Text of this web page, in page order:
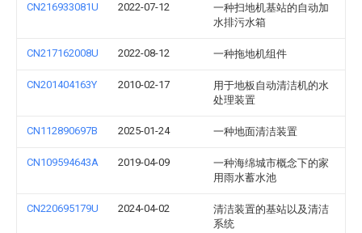
CN216933081U 2022-07-12
一种扫地机基站的自动加
水排污水箱
CN217162008U 2022-08-12 一种拖地机组件
CN201404163Y 2010-02-17
用于地板自动清洁机的水
处理装置
CN112890697B 2025-01-24 一种地面清洁装置
CN109594643A 2019-04-09
一种海绵城市概念下的家
用雨水蓄水池
CN220695179U 2024-04-02
清洁装置的基站以及清洁
系统